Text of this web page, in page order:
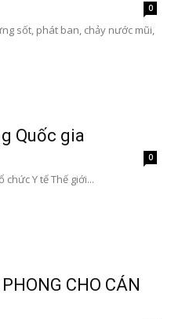
0
sốt, phát ban, chảy nước mũi,
Quốc gia
0
Y tế Thế giới...
CHO CÁN